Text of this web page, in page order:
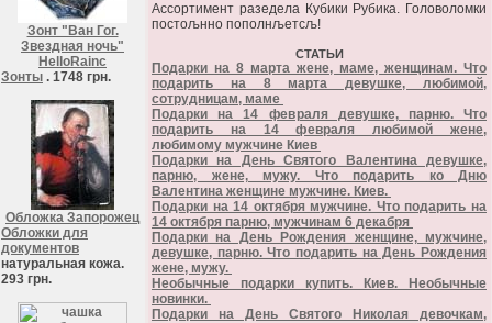
Зонт "Ван Гог.
Звездная ночь"
HelloRainc
Зонты . 1748 грн.
Обложка Запорожец
Обложки для
документов
натуральная кожа.
293 грн.
Ассортимент разедела Кубики Рубика. Головоломки
постољнно пополнљетсљ!
СТАТЬИ
Подарки на 8 марта жене, маме, женщинам. Что
подарить на 8 марта девушке, любимой,
сотрудницам, маме
Подарки на 14 февраля девушке, парню. Что
подарить на 14 февраля любимой жене,
любимому мужчине Киев
Подарки на День Святого Валентина девушке,
парню, жене, мужу. Что подарить ко Дню
Валентина женщине мужчине. Киев.
Подарки на 14 октября мужчине. Что подарить на
14 октября парню, мужчинам 6 декабря
Подарки на День Рождения женщине, мужчине,
девушке, парню. Что подарить на День Рождения
жене, мужу.
Необычные подарки купить. Киев. Необычные
новинки.
Подарки на День Святого Николая девочкам,